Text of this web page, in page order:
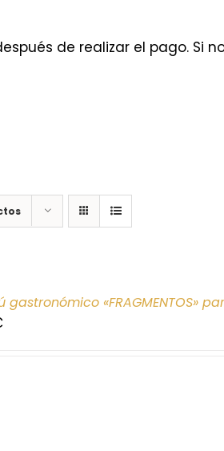
de realizar el pago.
gastronómico «FRAGMENTOS»